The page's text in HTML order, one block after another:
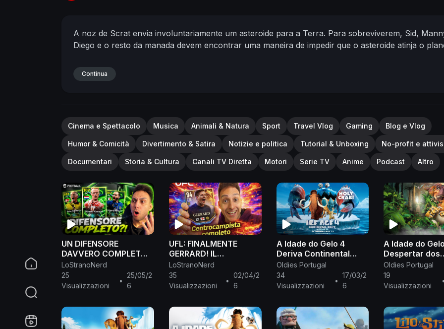
A noz de Scrat envia involuntariamente um asteroide para a Terra. Para sobreviverem, Sid,
Diego e o resto da manada devem encontrar uma maneira de impedir que o asteroide atinja o
Continua
Cinema e Spettacolo Musica Animali & Natura Sport Travel Vlog Gaming Blog e Vlog
Humor & Comicità Divertimento & Satira Notizie e politica Tutorial & Unboxing No-profit e
Documentari Storia & Cultura Canali TV Diretta Motori Serie TV Anime Podcast Altro
UN DIFENSORE
DAVVERO COMPLETO!
ANALISI! #efootball
LoStranoNerd
25
Visualizzazioni
•
25/05/2
6
UFL: FINALMENTE
GERRARD! IL
CENTROCAMPISTA
COMPLETO! #ufl
LoStranoNerd
35
Visualizzazioni
•
02/04/2
6
A Idade do Gelo 4
Deriva Continental
(2012) completo
português de Portugal
Oldies Portugal
34
Visualizzazioni
•
17/03/2
6
A Idade do
Despertar dos
Dinossauros
completo
Portugal
Oldies Portugal
19
Visualizzazioni
•